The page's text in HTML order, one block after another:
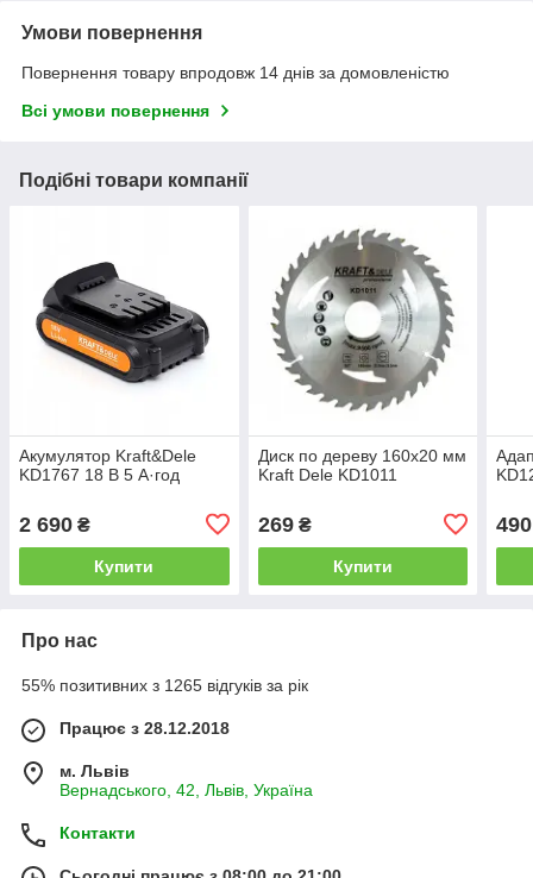
Умови повернення
Повернення товару впродовж 14 днів за домовленістю
Всі умови повернення
Подібні товари компанії
Акумулятор Kraft&Dele
KD1767 18 В 5 А·год
2 690 ₴
Купити
Диск по дереву 160х20 мм
Kraft Dele KD1011
269₴
Купити
490
Про нас
55% позитивних з 1265 відгуків за рік
Працює з 28.12.2018
м. Львів
Вернадського, 42, Львів, Україна
Контакти